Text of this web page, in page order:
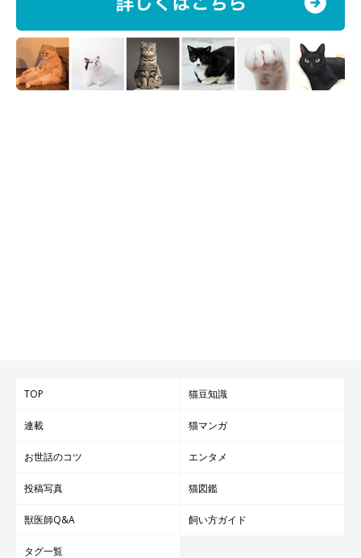
TOP 猫豆知識
連載 猫マンガ
お世話のコツ エンタメ
投稿写真 猫図鑑
獣医師Q&A 飼い方ガイド
タグ一覧